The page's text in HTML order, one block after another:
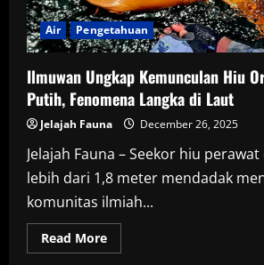
Air Pengetahuan
Ilmuwan Ungkap Kemunculan Hiu
Putih, Fenomena Langka di Laut
Jelajah Fauna December 26, 2025
Jelajah Fauna – Seekor hiu
lebih dari 1,8 meter mendadak
komunitas ilmiah...
Read MoreRead
more